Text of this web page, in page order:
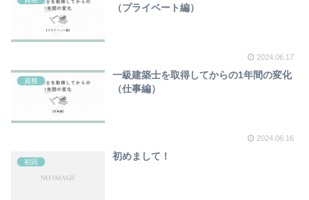
（プライベート編）
2024.06.17
資格
一級建築士を取得してからの1年間の変化
（仕事編）
2024.06.16
初回
初めまして！